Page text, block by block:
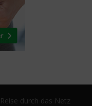
durch das Netz